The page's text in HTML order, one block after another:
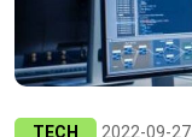
TECH 2022-09-27